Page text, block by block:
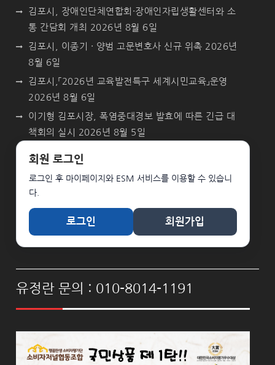
김포시, 장애인단체연합회·장애인자립생활센터와 소
통 간담회 개최
2026년 8월 6일
김포시, 이종기 · 양범 고문변호사 신규 위촉 2026년
8월 6일
김포시,「2026년 교육발전특구 세계시민교육」운영
2026년 8월 6일
이기형 김포시장, 폭염중대경보 발효에 따른 긴급 대
책회의 실시
2026년 8월 5일
회원 로그인
로그인 후 마이페이지와 ESM 서비스를 이용할 수 있습니
다.
로그인 회원가입
유정란 문의 : 010-8014-1191